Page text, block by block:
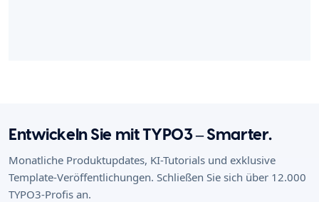
Entwickeln Sie mit TYPO3 – Smarter.
Monatliche Produktupdates, KI-Tutorials und exklusive
Template-Veröffentlichungen. Schließen Sie sich über 12.000
TYPO3-Profis an.